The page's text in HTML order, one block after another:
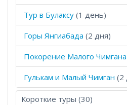
Тур в Булаксу (1 день)
Горы Янгиабада (2 дня)
Покорение Малого Чимгана
Гулькам и Малый Чимган (2
Короткие туры (30)